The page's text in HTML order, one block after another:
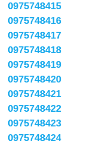
0975748415
0975748416
0975748417
0975748418
0975748419
0975748420
0975748421
0975748422
0975748423
0975748424